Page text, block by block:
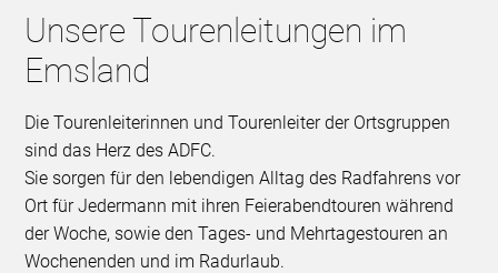
Unsere Tourenleitungen im
Emsland
Die Tourenleiterinnen und Tourenleiter der Ortsgruppen
sind das Herz des ADFC.
Sie sorgen für den lebendigen Alltag des Radfahrens vor
Ort für Jedermann mit ihren Feierabendtouren während
der Woche, sowie den Tages- und Mehrtagestouren an
Wochenenden und im Radurlaub.